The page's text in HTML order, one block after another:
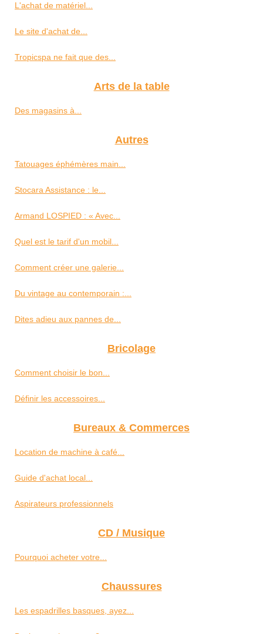
L'achat de matériel...
Le site d'achat de...
Tropicspa ne fait que des...
Arts de la table
Des magasins à...
Autres
Tatouages éphémères main...
Stocara Assistance : le...
Armand LOSPIED : « Avec...
Quel est le tarif d'un mobil...
Comment créer une galerie...
Du vintage au contemporain :...
Dites adieu aux pannes de...
Bricolage
Comment choisir le bon...
Définir les accessoires...
Bureaux & Commerces
Location de machine à café...
Guide d'achat local...
Aspirateurs professionnels
CD / Musique
Pourquoi acheter votre...
Chaussures
Les espadrilles basques, ayez...